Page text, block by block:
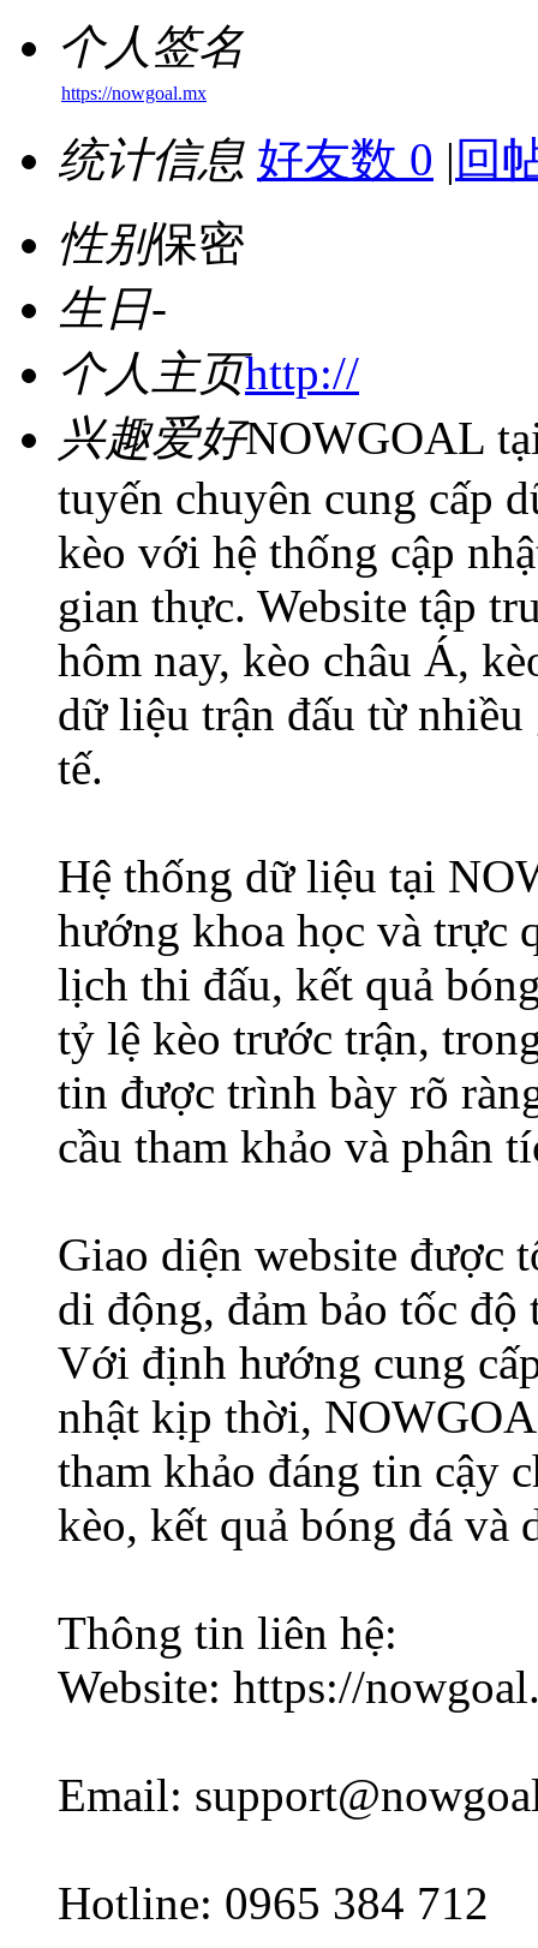
个人签名
https://nowgoal.mx
统计信息 好友数 0 | 回
性别保密
生日-
个人主页http://
兴趣爱好NOWGOAL
tuyến chuyên cung cấp
kèo với hệ thống cập
gian thực. Website tập
hôm nay, kèo châu Á,
dữ liệu trận đấu từ
tế.
Hệ thống dữ liệu tại
hướng khoa học và trực
lịch thi đấu, kết quả
tỷ lệ kèo trước trận,
tin được trình bày rõ
cầu tham khảo và phân
Giao diện website được
di động, đảm bảo tốc
Với định hướng cung
nhật kịp thời,
tham khảo đáng tin cậy
kèo, kết quả bóng đá và
Thông tin liên hệ:
Website: https://
Email:
Hotline: 0965 384 712